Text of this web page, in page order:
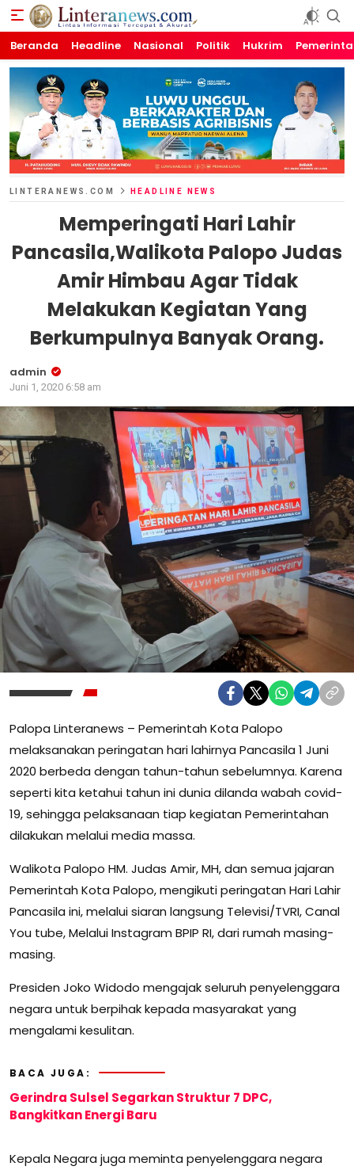
Linteranews.com
Lintas Informasi Tercepat dan Akurat
Beranda Headline Nasional Politik Hukrim
LINTERANEWS.COM HEADLINE NEWS
Memperingati Hari Lahir
Pancasila,Walikota Palopo Judas
Amir Himbau Agar Tidak
Melakukan Kegiatan Yang
Berkumpulnya Banyak Orang.
admin
Juni 1, 2020 6:58 am
Palopa Linteranews – Pemerintah Kota Palopo
melaksanakan peringatan hari lahirnya Pancasila 1 Juni
2020 berbeda dengan tahun-tahun sebelumnya. Karena
seperti kita ketahui tahun ini dunia dilanda wabah covid-
19, sehingga pelaksanaan tiap kegiatan Pemerintahan
dilakukan melalui media massa.
Walikota Palopo HM. Judas Amir, MH, dan semua jajaran
Pemerintah Kota Palopo, mengikuti peringatan Hari Lahir
Pancasila ini, melalui siaran langsung Televisi/TVRI, Canal
You tube, Melalui Instagram BPIP RI, dari rumah masing-
masing.
Presiden Joko Widodo mengajak seluruh penyelenggara
negara untuk berpihak kepada masyarakat yang
mengalami kesulitan.
BACA JUGA:
Gerindra Sulsel Segarkan Struktur 7 DPC,
Bangkitkan Energi Baru
Kepala Negara juga meminta penyelenggara negara